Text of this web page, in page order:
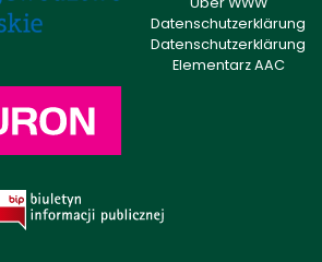
Datenschutzerklärung
Datenschutzerklärung
Elementarz AAC